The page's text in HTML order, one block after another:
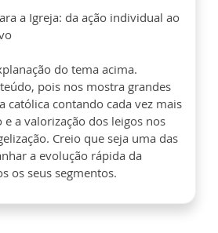
a Igreja: da ação individual ao
do tema acima.
pois nos mostra grandes
católica contando cada vez mais
e a valorização dos leigos nos
Creio que seja uma das
a evolução rápida da
os seus segmentos.